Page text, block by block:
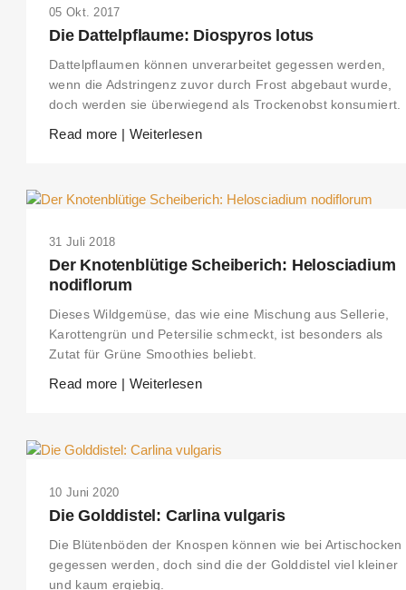
WEBSITE! NON-GERMAN SPEAKERS PLEASE USE THE SEARCH
05 Okt. 2017
Die Dattelpflaume: Diospyros lotus
Dattelpflaumen können unverarbeitet gegessen werden,
wenn die Adstringenz zuvor durch Frost abgebaut wurde,
doch werden sie überwiegend als Trockenobst konsumiert.
Read more | Weiterlesen
31 Juli 2018
Der Knotenblütige Scheiberich: Helosciadium
nodiflorum
Dieses Wildgemüse, das wie eine Mischung aus Sellerie,
Karottengrün und Petersilie schmeckt, ist besonders als
Zutat für Grüne Smoothies beliebt.
Read more | Weiterlesen
10 Juni 2020
Die Golddistel: Carlina vulgaris
Die Blütenböden der Knospen können wie bei Artischocken
gegessen werden, doch sind die der Golddistel viel kleiner
und kaum ergiebig.